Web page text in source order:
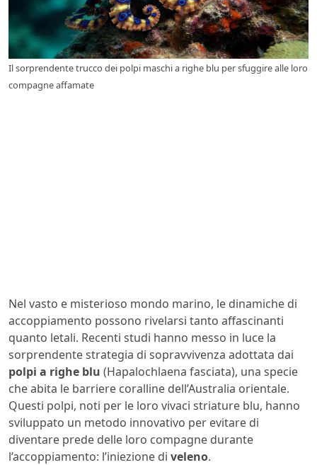
Il sorprendente trucco dei polpi maschi a righe blu per sfuggire alle loro
compagne affamate
Nel vasto e misterioso mondo marino, le dinamiche di
accoppiamento possono rivelarsi tanto affascinanti
quanto letali. Recenti studi hanno messo in luce la
sorprendente strategia di sopravvivenza adottata dai
polpi a righe blu (Hapalochlaena fasciata), una specie
che abita le barriere coralline dell’Australia orientale.
Questi polpi, noti per le loro vivaci striature blu, hanno
sviluppato un metodo innovativo per evitare di
diventare prede delle loro compagne durante
l’accoppiamento: l’iniezione di veleno.